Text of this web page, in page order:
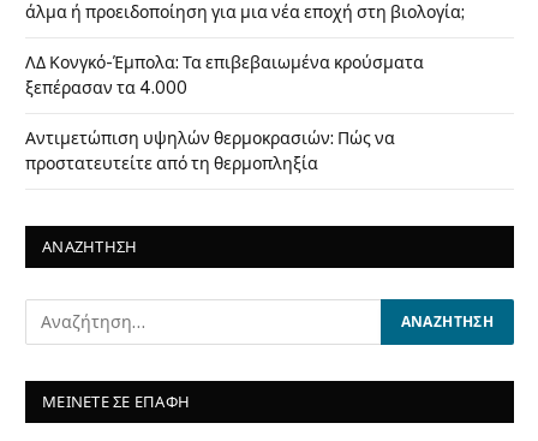
άλμα ή προειδοποίηση για μια νέα εποχή στη βιολογία;
ΛΔ Κονγκό-Έμπολα: Τα επιβεβαιωμένα κρούσματα
ξεπέρασαν τα 4.000
Αντιμετώπιση υψηλών θερμοκρασιών: Πώς να
προστατευτείτε από τη θερμοπληξία
ΑΝΑΖΗΤΗΣΗ
ΜΕΙΝΕΤΕ ΣΕ ΕΠΑΦΗ